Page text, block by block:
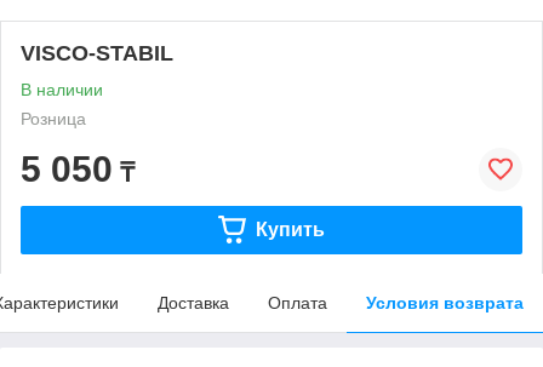
VISCO-STABIL
В наличии
Розница
5 050 ₸
Купить
Доставка Оплата Условия возврата